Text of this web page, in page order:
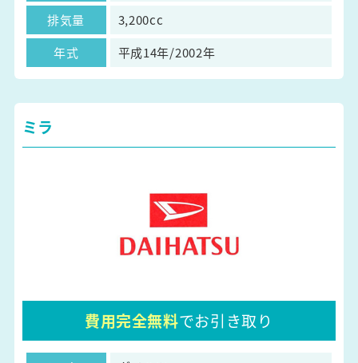
排気量
3,200cc
年式
平成14年/2002年
ミラ
費用完全無料でお引き取り